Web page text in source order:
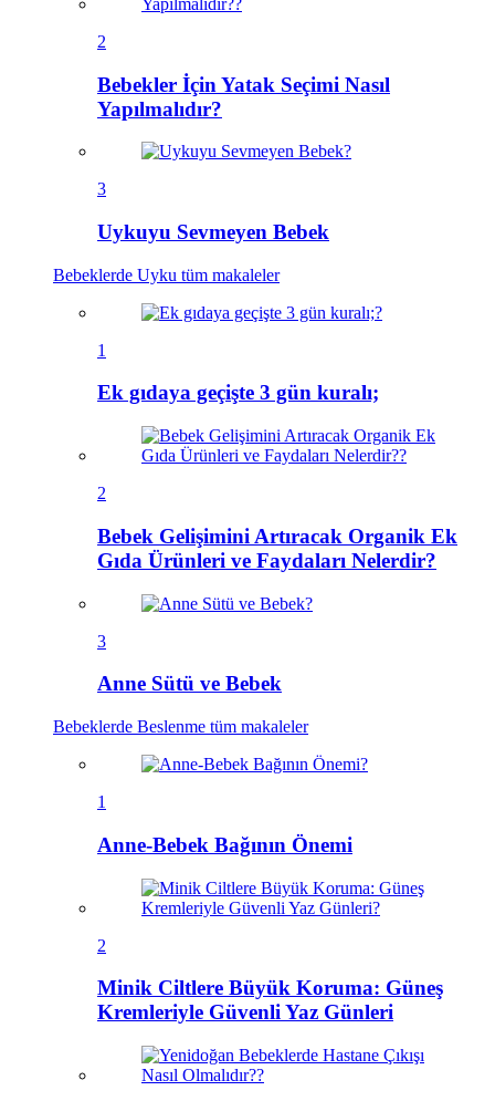
2
Bebekler İçin Yatak Seçimi Nasıl
Yapılmalıdır?
3
Uykuyu Sevmeyen Bebek
Bebeklerde Uyku tüm makaleler
1
Ek gıdaya geçişte 3 gün kuralı;
2
Bebek Gelişimini Artıracak Organik Ek
Gıda Ürünleri ve Faydaları Nelerdir?
3
Anne Sütü ve Bebek
Bebeklerde Beslenme tüm makaleler
1
Anne-Bebek Bağının Önemi
2
Minik Ciltlere Büyük Koruma: Güneş
Kremleriyle Güvenli Yaz Günleri